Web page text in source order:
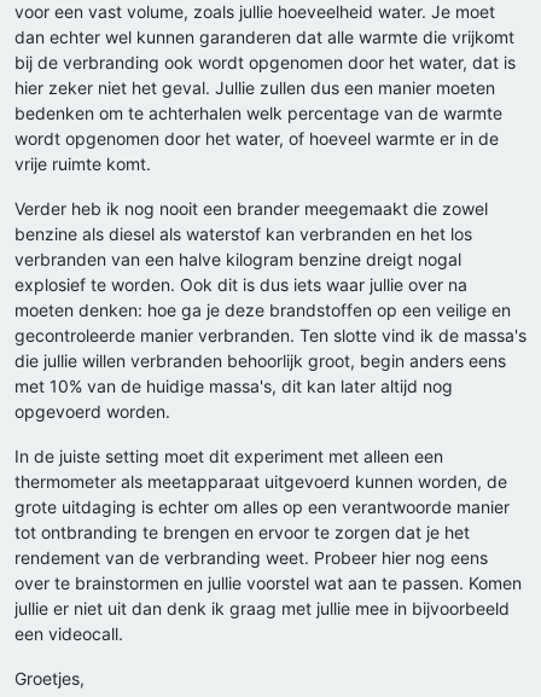
voor een vast volume, zoals jullie hoeveelheid water. Je moet
dan echter wel kunnen garanderen dat alle warmte die vrijkomt
bij de verbranding ook wordt opgenomen door het water, dat is
hier zeker niet het geval. Jullie zullen dus een manier moeten
bedenken om te achterhalen welk percentage van de warmte
wordt opgenomen door het water, of hoeveel warmte er in de
vrije ruimte komt.
Verder heb ik nog nooit een brander meegemaakt die zowel
benzine als diesel als waterstof kan verbranden en het los
verbranden van een halve kilogram benzine dreigt nogal
explosief te worden. Ook dit is dus iets waar jullie over na
moeten denken: hoe ga je deze brandstoffen op een veilige en
gecontroleerde manier verbranden. Ten slotte vind ik de massa's
die jullie willen verbranden behoorlijk groot, begin anders eens
met 10% van de huidige massa's, dit kan later altijd nog
opgevoerd worden.
In de juiste setting moet dit experiment met alleen een
thermometer als meetapparaat uitgevoerd kunnen worden, de
grote uitdaging is echter om alles op een verantwoorde manier
tot ontbranding te brengen en ervoor te zorgen dat je het
rendement van de verbranding weet. Probeer hier nog eens
over te brainstormen en jullie voorstel wat aan te passen. Komen
jullie er niet uit dan denk ik graag met jullie mee in bijvoorbeeld
een videocall.
Groetjes,